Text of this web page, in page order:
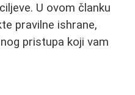
U ovom članku
pravilne ishrane,
pristupa koji vam